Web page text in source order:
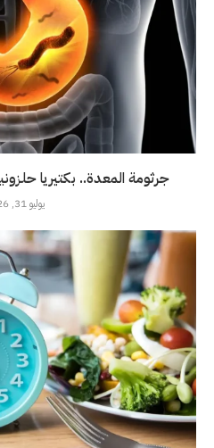
جرثومة المعدة.. بكتيريا
يوليو 31, 2026